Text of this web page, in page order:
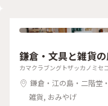
ども教えていただ
⤵︎ ︎下のスポットか
よ😊 * #花を愉し
#包み香 #和詩倶
げ図鑑 #お香 #白檀 #和紙 #こもりっぷ仙台
鎌倉・文具と雑貨
カマクラブングトザッカノミセ
鎌倉・江の島・二階堂
雑貨, おみやげ